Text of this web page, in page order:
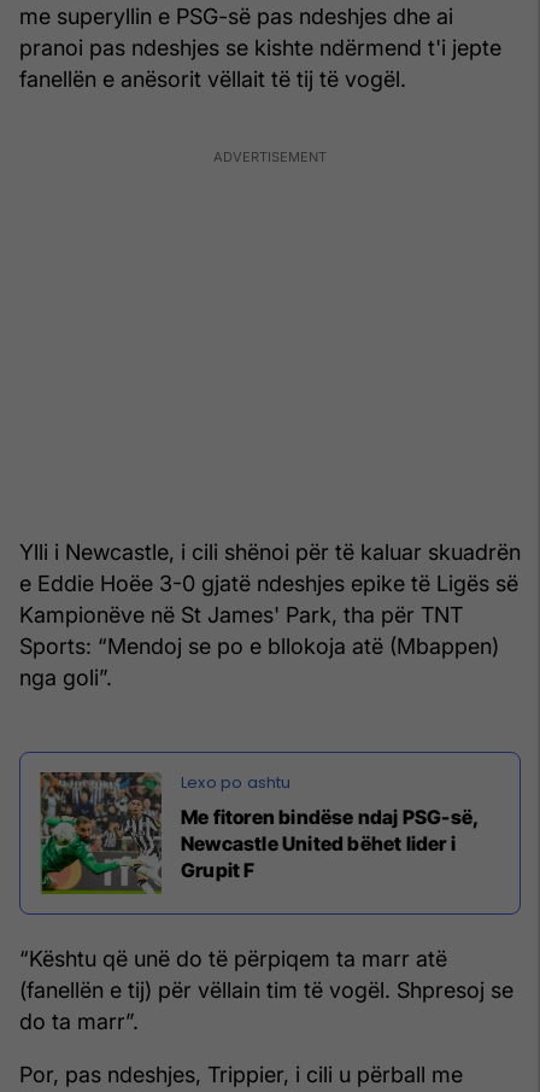
me superyllin e PSG-së pas ndeshjes dhe ai
pranoi pas ndeshjes se kishte ndërmend t'i jepte
fanellën e anësorit vëllait të tij të vogël.
Ylli i Newcastle, i cili shënoi për të kaluar skuadrën
e Eddie Hoëe 3-0 gjatë ndeshjes epike të Ligës së
Kampionëve në St James' Park, tha për TNT
Sports: “Mendoj se po e bllokoja atë (Mbappen)
nga goli”.
Me fitoren bindëse ndaj PSG-së,
Newcastle United bëhet lider i
Grupit F
“Kështu që unë do të përpiqem ta marr atë
(fanellën e tij) për vëllain tim të vogël. Shpresoj se
do ta marr”.
Por, pas ndeshjes, Trippier, i cili u përball me